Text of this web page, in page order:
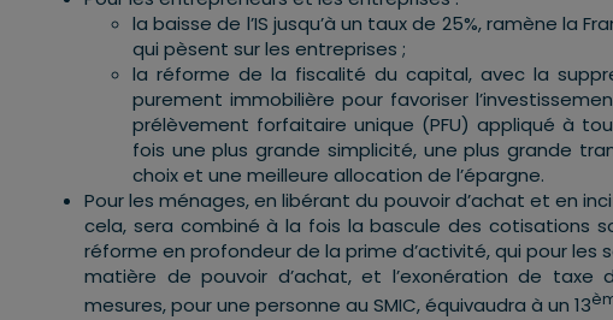
la baisse de l’IS jusqu’à un taux de 25%, ramène la
qui pèsent sur les entreprises ;
la réforme de la fiscalité du capital, avec la
purement immobilière pour favoriser
prélèvement forfaitaire unique (PFU) appliqué à
fois une plus grande simplicité, une plus grande
choix et une meilleure allocation de l’épargne.
Pour les ménages, en libérant du pouvoir d’achat et en
cela, sera combiné à la fois la bascule des cotisations
réforme en profondeur de la prime d’activité, qui pour les
matière de pouvoir d’achat, et l’exonération de taxe
mesures, pour une personne au SMIC, équivaudra à un 13